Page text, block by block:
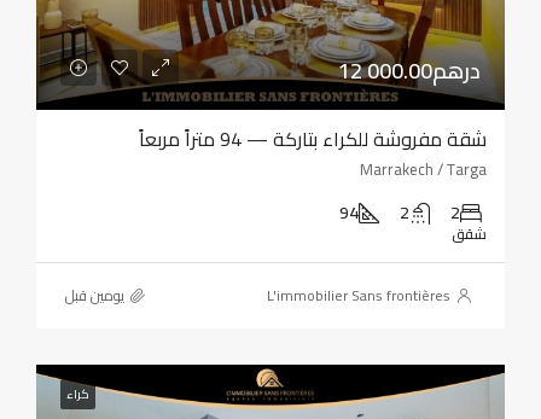
12 000.00درهم
شقة مفروشة للكراء بتاركة — 94 متراً مربعاً
Marrakech / Targa
2
2
94
شقق
L'immobilier Sans frontières ‏يومين قبل
كراء